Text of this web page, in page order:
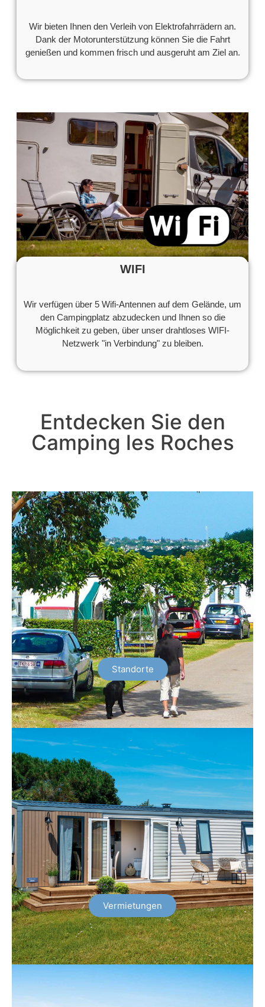
Wir bieten Ihnen den Verleih von Elektrofahrrädern an.
Dank der Motorunterstützung können Sie die Fahrt
genießen und kommen frisch und ausgeruht am Ziel an.
WIFI
Wir verfügen über 5 Wifi-Antennen auf dem Gelände, um
den Campingplatz abzudecken und Ihnen so die
Möglichkeit zu geben, über unser drahtloses WIFI-
Netzwerk "in Verbindung" zu bleiben.
Entdecken Sie den
Camping les Roches
Standorte
Vermietungen